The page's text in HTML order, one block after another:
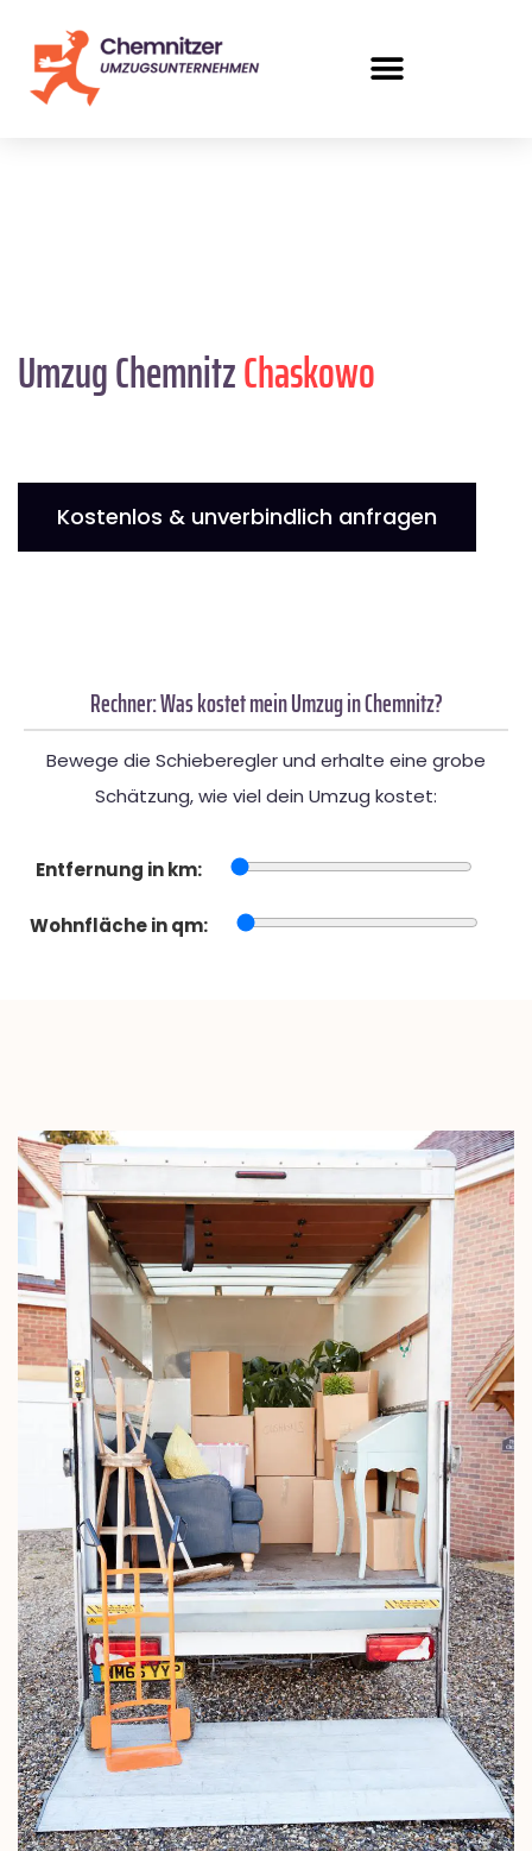
Umzug ChemnitzChaskowo
Kostenlos & unverbindlich anfragen
Rechner: Was kostet mein Umzug in Chemnitz?
Bewege die Schieberegler und erhalte eine grobe
Schätzung, wie viel dein Umzug kostet:
Entfernung in km:
Wohnfläche in qm: